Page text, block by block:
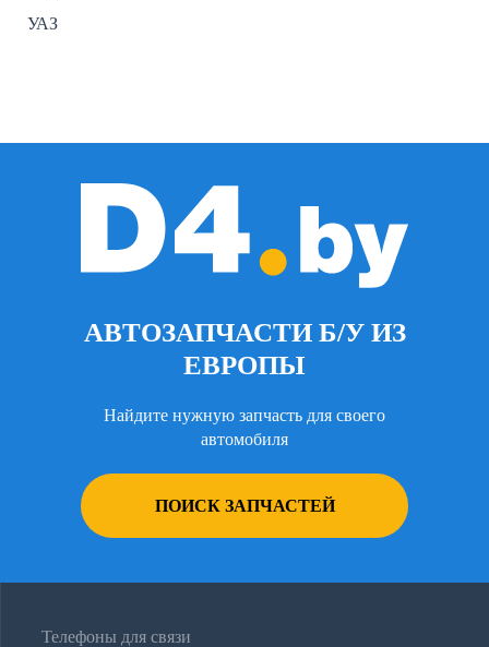
УАЗ
АВТОЗАПЧАСТИ Б/У ИЗ
ЕВРОПЫ
Найдите нужную запчасть для своего
автомобиля
ПОИСК ЗАПЧАСТЕЙ
Телефоны для связи